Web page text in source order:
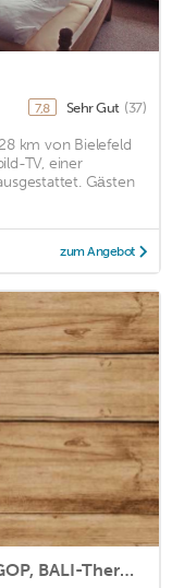
7,8 Sehr Gut (37)
km von Bielefeld
TV, einer
Gästen
zum Angebot
Stay aWhile Apartment 5 Min zum GOP, BALI-Therme, HDZ & Klinik Nähe, Netflix